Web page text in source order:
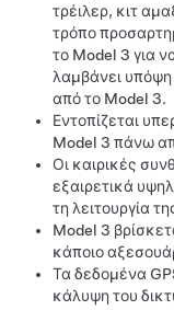
τρέιλερ, κιτ
τρόπο
το Model 3 για
λαμβάνει υπόψη
από το Model 3.
Εντοπίζεται
Model 3 πάνω
Οι καιρικές
εξαιρετικά
τη λειτουργία
Model 3
κάποιο
Τα δεδομένα
κάλυψη του